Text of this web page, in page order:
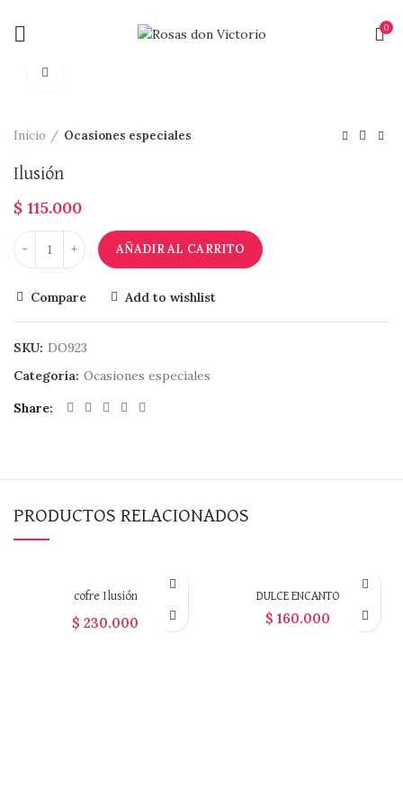
0
Inicio Ocasiones especiales
Ilusión
$ 115.000
AÑADIR AL CARRITO
Compare Add to wishlist
SKU: DO923
Categoría: Ocasiones especiales
Share
PRODUCTOS RELACIONADOS
cofre Ilusión
$ 230.000
DULCE ENCANTO
$ 160.000